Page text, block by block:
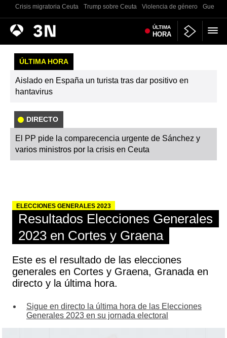
Crisis migratoria Ceuta Trump sobre Ceuta Violencia de género Guerra
Antena
3
Noticias ÚLTIMA
HORA
ÚLTIMA HORA
Aislado en España un turista tras dar positivo en
hantavirus
DIRECTO
El PP pide la comparecencia urgente de Sánchez y
varios ministros por la crisis en Ceuta
ELECCIONES GENERALES 2023
Resultados Elecciones Generales
2023 en Cortes y Graena
Este es el resultado de las elecciones
generales en Cortes y Graena, Granada en
directo y la última hora.
Sigue en directo la última hora de las Elecciones
Generales 2023 en su jornada electoral